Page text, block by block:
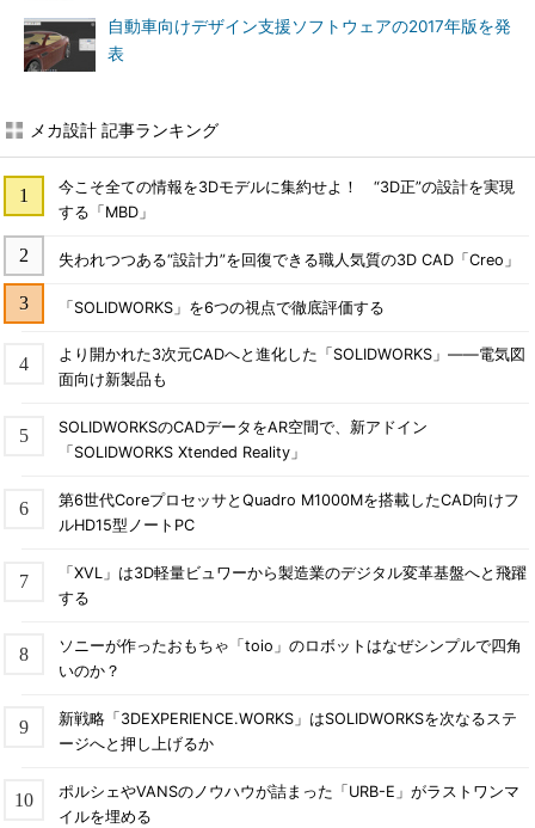
自動車向けデザイン支援ソフトウェアの2017年版を発
表
メカ設計 記事ランキング
今こそ全ての情報を3Dモデルに集約せよ！ “3D正”の設計を実現
する「MBD」
失われつつある“設計力”を回復できる職人気質の3D CAD「Creo」
「SOLIDWORKS」を6つの視点で徹底評価する
より開かれた3次元CADへと進化した「SOLIDWORKS」――電気図
面向け新製品も
SOLIDWORKSのCADデータをAR空間で、新アドイン
「SOLIDWORKS Xtended Reality」
第6世代CoreプロセッサとQuadro M1000Mを搭載したCAD向けフ
ルHD15型ノートPC
「XVL」は3D軽量ビュワーから製造業のデジタル変革基盤へと飛躍
する
ソニーが作ったおもちゃ「toio」のロボットはなぜシンプルで四角
いのか？
新戦略「3DEXPERIENCE.WORKS」はSOLIDWORKSを次なるステ
ージへと押し上げるか
ポルシェやVANSのノウハウが詰まった「URB-E」がラストワンマ
イルを埋める